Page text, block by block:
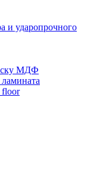
и ударопрочного
МДФ
floor